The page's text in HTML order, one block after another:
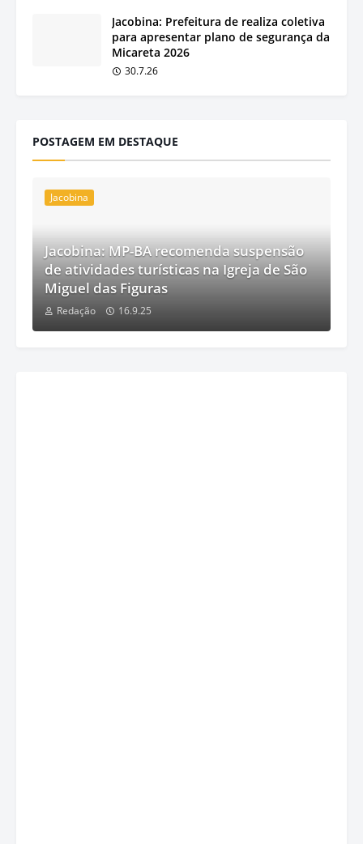
Jacobina: Prefeitura de realiza coletiva
para apresentar plano de segurança da
Micareta 2026
30.7.26
POSTAGEM EM DESTAQUE
Jacobina
Jacobina: MP-BA recomenda suspensão
de atividades turísticas na Igreja de São
Miguel das Figuras
Redação 16.9.25